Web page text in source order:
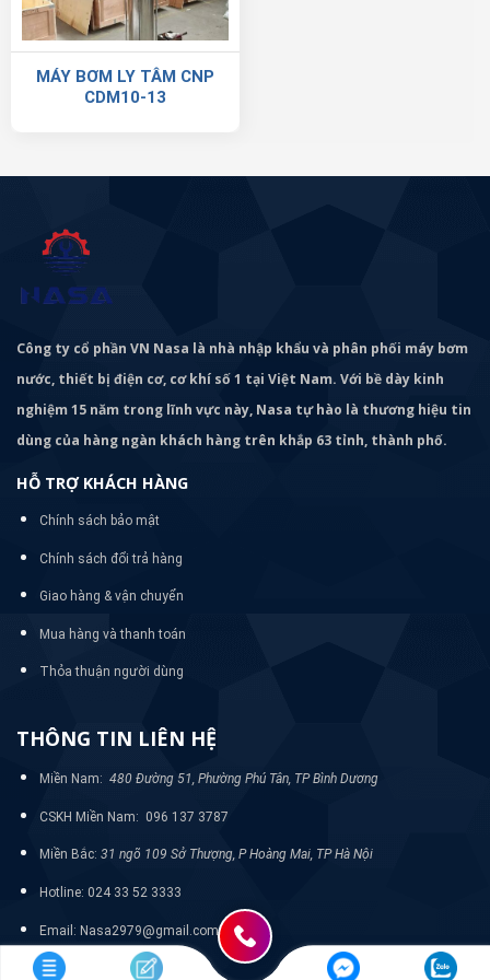
MÁY BƠM LY TÂM CNP
CDM10-13
Công ty cổ phần VN Nasa là nhà nhập khẩu và phân phối máy bơm
nước, thiết bị điện cơ, cơ khí số 1 tại Việt Nam. Với bề dày kinh
nghiệm 15 năm trong lĩnh vực này, Nasa tự hào là thương hiệu tin
dùng của hàng ngàn khách hàng trên khắp 63 tỉnh, thành phố.
HỖ TRỢ KHÁCH HÀNG
Chính sách bảo mật
Chính sách đổi trả hàng
Giao hàng & vận chuyển
Mua hàng và thanh toán
Thỏa thuận người dùng
THÔNG TIN LIÊN HỆ
Miền Nam: 480 Đường 51, Phường Phú Tân, TP Bình Dương
CSKH Miền Nam: 096 137 3787
Miền Bắc: 31 ngõ 109 Sở Thượng, P Hoàng Mai, TP Hà Nội
Hotline: 024 33 52 3333
Email: Nasa2979@gmail.com